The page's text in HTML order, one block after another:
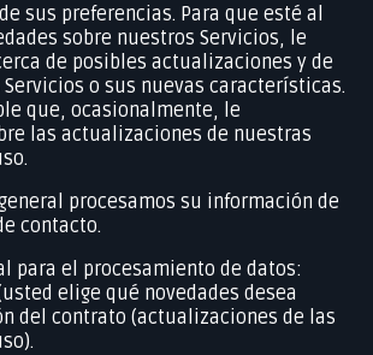
sus preferencias. Para que esté al
sobre nuestros Servicios, le
de posibles actualizaciones y de
o sus nuevas características.
que, ocasionalmente, le
las actualizaciones de nuestras
procesamos su información de
contacto.
para el procesamiento de datos:
elige qué novedades desea
del contrato (actualizaciones de las